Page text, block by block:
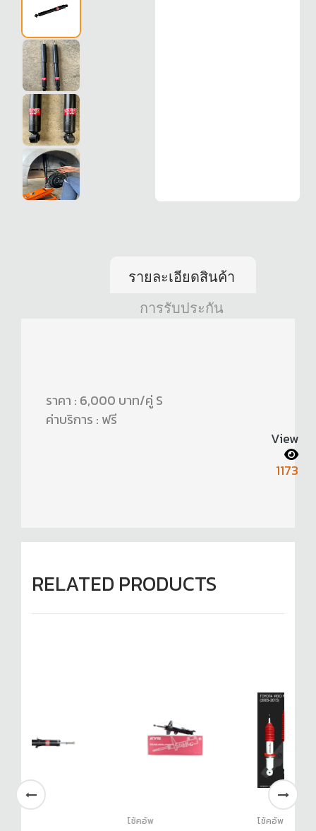
รายละเอียดสินค้า
การรับประกัน
ราคา : 6,000 บาท/คู่ S
ค่าบริการ : ฟรี
View
1173
RELATED PRODUCTS